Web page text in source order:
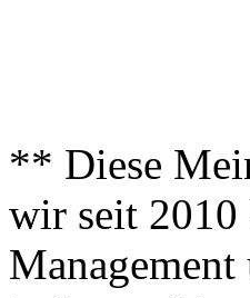
** Diese
wir seit